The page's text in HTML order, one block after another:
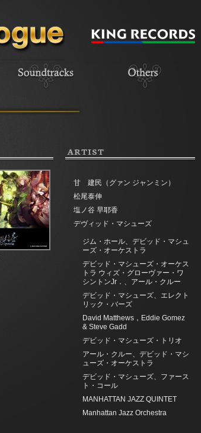
ARTIST
甘 建民（グァン ジャンミン）
松尾泰伸
塩ノ谷 早耶香
デヴィッド・マシューズ
ジム・ホール、デビッド・マシュ
ーズ・オーケストラ
デビッド・マシューズ・オーケス
トラ ウィズ・グローヴァー・ワ
シントンJr．、アール・クルー
デビッド・マシューズ、エレクト
リック・バーズ
David Matthews，Eddie Gomez
& Steve Gadd
デビッド・マシューズ・トリオ
アール・クルー、デビッド・マシ
ューズ・オーケストラ
デビッド・マシューズ、ファース
ト・コール
MANHATTAN JAZZ QUINTET
Manhattan Jazz Orchestra